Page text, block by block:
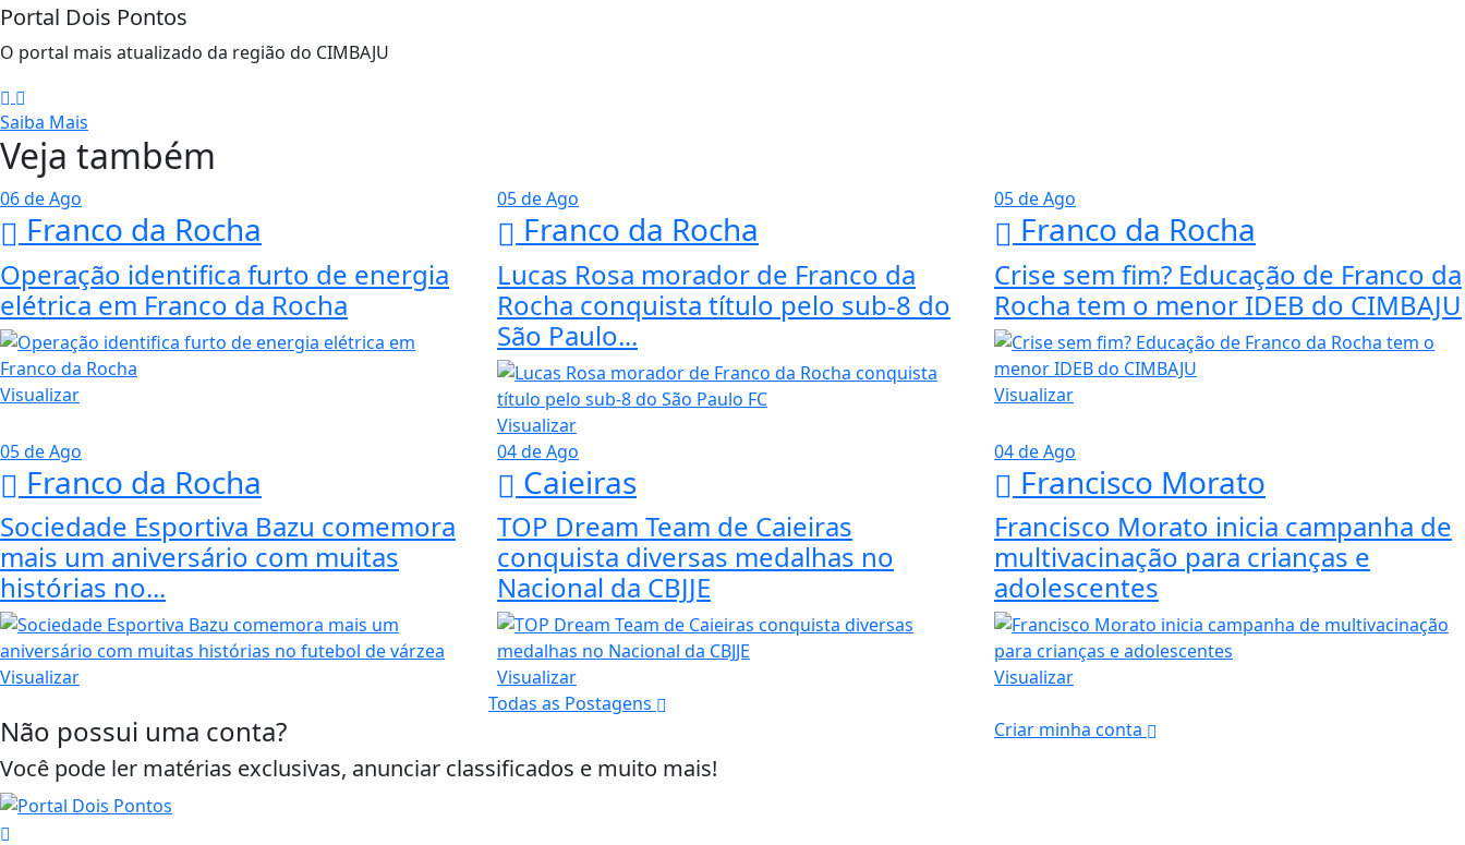
Portal Dois Pontos
O portal mais atualizado da região do CIMBAJU
Saiba Mais
Veja também
06 de Ago
Franco da Rocha
Operação identifica furto de energia
elétrica em Franco da Rocha
Visualizar
05 de Ago
Franco da Rocha
Lucas Rosa morador de Franco da
Rocha conquista título pelo sub-8 do
São Paulo...
Visualizar
05 de Ago
Franco da Rocha
Crise sem fim? Educação de Franco da
Rocha tem o menor IDEB do CIMBAJU
Visualizar
05 de Ago
Franco da Rocha
Sociedade Esportiva Bazu comemora
mais um aniversário com muitas
histórias no...
Visualizar
04 de Ago
Caieiras
TOP Dream Team de Caieiras
conquista diversas medalhas no
Nacional da CBJJE
Visualizar
04 de Ago
Francisco Morato
Francisco Morato inicia campanha de
multivacinação para crianças e
adolescentes
Visualizar
Todas as Postagens
Não possui uma conta?
Você pode ler matérias exclusivas, anunciar classificados e muito mais!
Criar minha conta